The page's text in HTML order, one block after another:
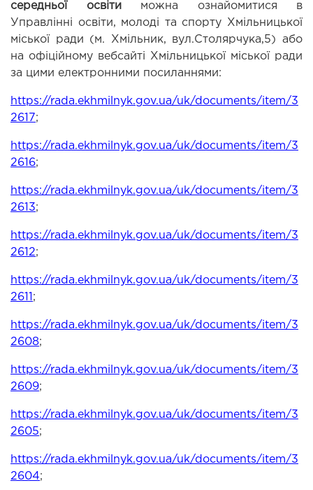
середньої освіти
можна ознайомитися в
Управлінні освіти, молоді та спорту Хмільницької
міської ради (м. Хмільник, вул.Столярчука,5) або
на офіційному вебсайті Хмільницької міської ради
за цими електронними посиланнями:
https://rada.ekhmilnyk.gov.ua/uk/documents/item/3
2617 ;
https://rada.ekhmilnyk.gov.ua/uk/documents/item/3
2616;
https://rada.ekhmilnyk.gov.ua/uk/documents/item/3
2613;
https://rada.ekhmilnyk.gov.ua/uk/documents/item/3
2612;
https://rada.ekhmilnyk.gov.ua/uk/documents/item/3
2611 ;
https://rada.ekhmilnyk.gov.ua/uk/documents/item/3
2608;
https://rada.ekhmilnyk.gov.ua/uk/documents/item/3
2609;
https://rada.ekhmilnyk.gov.ua/uk/documents/item/3
2605;
https://rada.ekhmilnyk.gov.ua/uk/documents/item/3
2604;